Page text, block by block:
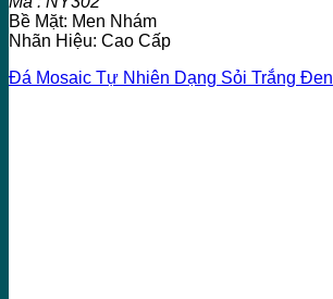
Bề Mặt: Men Nhám
Nhãn Hiệu: Cao Cấp
Đá Mosaic Tự Nhiên Dạng Sỏi Trắng Đen